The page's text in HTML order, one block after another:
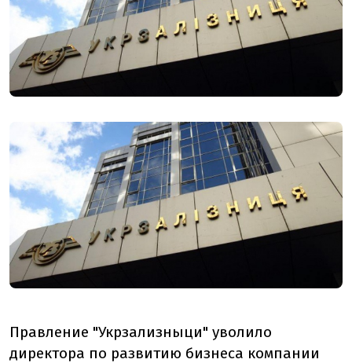
Правление "Укрзализныци" уволило
директора по развитию бизнеса компании